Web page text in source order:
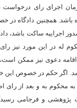
اجرای رای درخواست
باشد. همچنین دادگاه در
اجراییه ساکت باشد،
له در این مورد نیز
اقامه دعوی نیز ممکن
اگر حکم در خصوص این
به محکوم به و بعد از
پژوهشی و فرجامی